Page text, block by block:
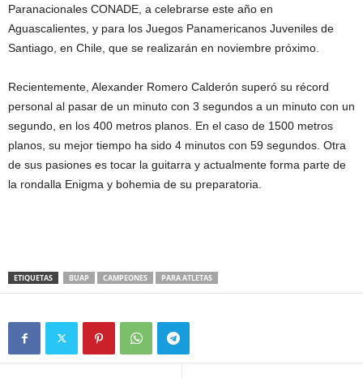
Paranacionales CONADE, a celebrarse este año en
Aguascalientes, y para los Juegos Panamericanos Juveniles de
Santiago, en Chile, que se realizarán en noviembre próximo.
Recientemente, Alexander Romero Calderón superó su récord
personal al pasar de un minuto con 3 segundos a un minuto con un
segundo, en los 400 metros planos. En el caso de 1500 metros
planos, su mejor tiempo ha sido 4 minutos con 59 segundos. Otra
de sus pasiones es tocar la guitarra y actualmente forma parte de
la rondalla Enigma y bohemia de su preparatoria.
ETIQUETAS BUAP CAMPEONES PARA ATLETAS